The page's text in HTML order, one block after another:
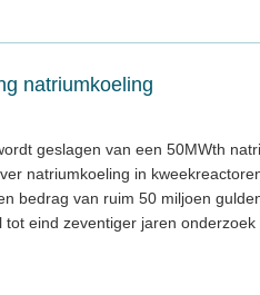
natriumkoeling
geslagen van een 50MWth
natriumkoeling in
bedrag van ruim 50 miljoen
tot eind zeventiger jaren